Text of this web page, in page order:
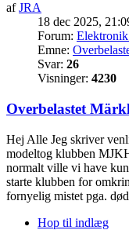
afJRA
18 dec 2025,
Forum:
Emne:
Svar: 26
Visninger: 4230
Overbelastet
Hej Alle Jeg skriver
modeltog klubben
normalt ville vi have
starte klubben for
fornyelig mistet pga.
Hop til indlæg